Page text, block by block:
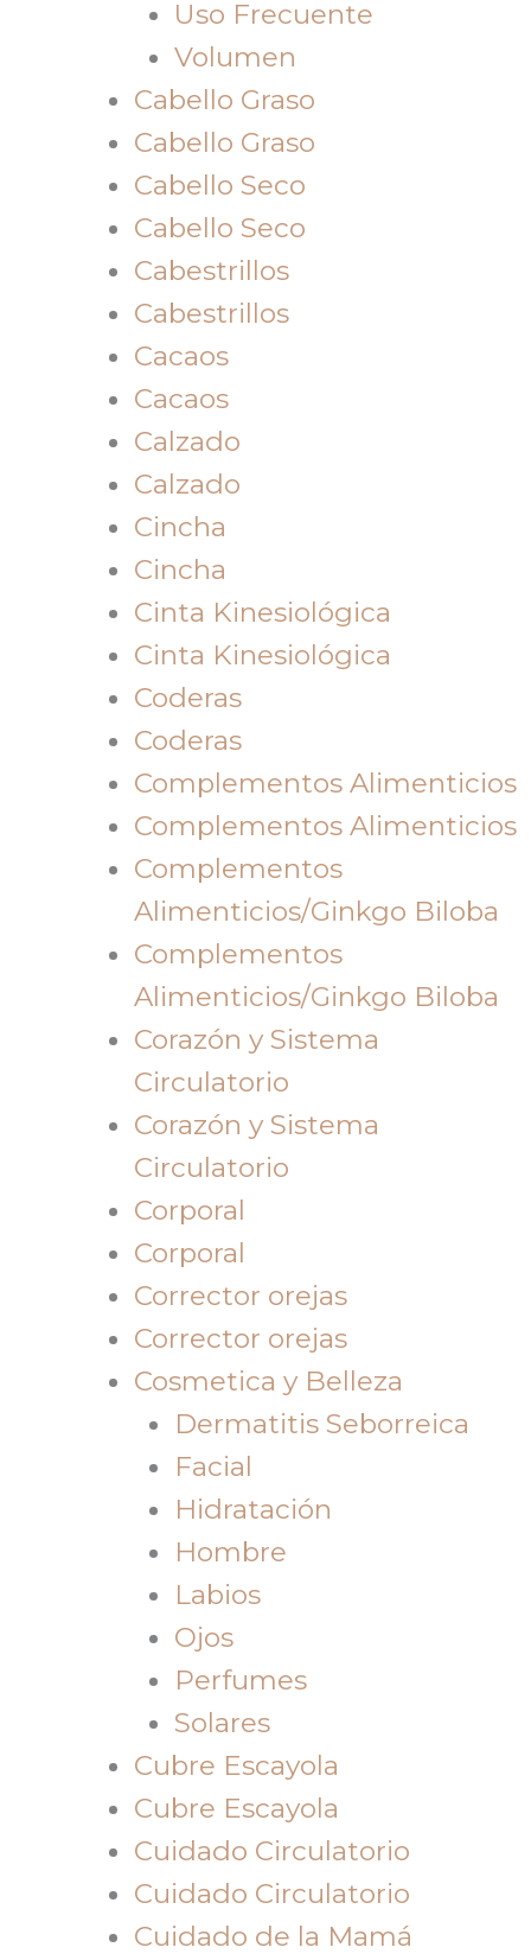
Uso Frecuente
Volumen
Cabello Graso
Cabello Graso
Cabello Seco
Cabello Seco
Cabestrillos
Cabestrillos
Cacaos
Cacaos
Calzado
Calzado
Cincha
Cincha
Cinta Kinesiológica
Cinta Kinesiológica
Coderas
Coderas
Complementos Alimenticios
Complementos Alimenticios
Complementos
Alimenticios/Ginkgo Biloba
Complementos
Alimenticios/Ginkgo Biloba
Corazón y Sistema
Circulatorio
Corazón y Sistema
Circulatorio
Corporal
Corporal
Corrector orejas
Corrector orejas
Cosmetica y Belleza
Dermatitis Seborreica
Facial
Hidratación
Hombre
Labios
Ojos
Perfumes
Solares
Cubre Escayola
Cubre Escayola
Cuidado Circulatorio
Cuidado Circulatorio
Cuidado de la Mamá